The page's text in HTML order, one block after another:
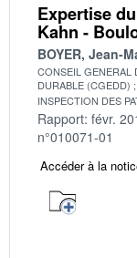
Expertise
Kahn -
BOYER, Jean-
CONSEIL GENERAL
DURABLE (CGEDD)
INSPECTION DES
Rapport: févr.
n°010071-01
Accéder à la